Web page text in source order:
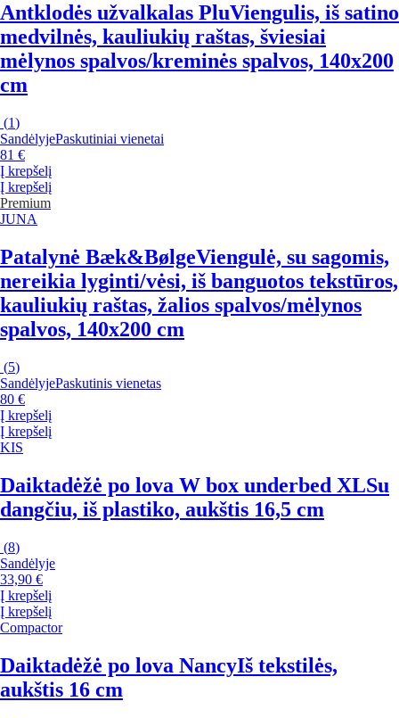
Antklodės užvalkalas PluViengulis, iš satino
medvilnės, kauliukių raštas, šviesiai
mėlynos spalvos/kreminės spalvos, 140x200
cm
(1)
SandėlyjePaskutiniai vienetai
81 €
Į krepšelį
Į krepšelį
Premium
JUNA
Patalynė Bæk&BølgeViengulė, su sagomis,
nereikia lyginti/vėsi, iš banguotos tekstūros,
kauliukių raštas, žalios spalvos/mėlynos
spalvos, 140x200 cm
(5)
SandėlyjePaskutinis vienetas
80 €
Į krepšelį
Į krepšelį
KIS
Daiktadėžė po lova W box underbed XLSu
dangčiu, iš plastiko, aukštis 16,5 cm
(8)
Sandėlyje
33,90 €
Į krepšelį
Į krepšelį
Compactor
Daiktadėžė po lova NancyIš tekstilės,
aukštis 16 cm